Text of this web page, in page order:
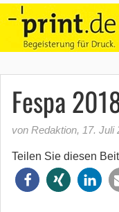
Fespa
von Redaktion, 17. Juli
Teilen Sie diesen